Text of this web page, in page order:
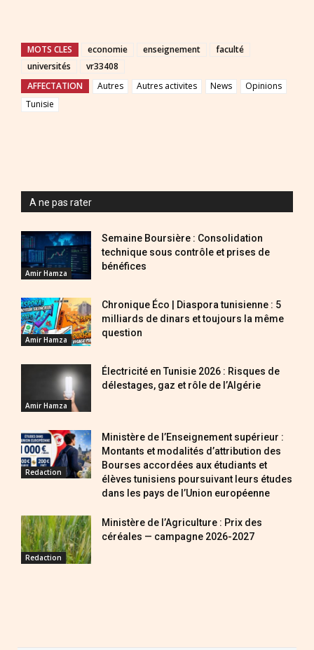
MOTS CLES economie enseignement
faculté
universités
vr33408
AFFECTATION
Autres Autres activites News
Opinions
Tunisie
A ne pas rater
Amir Hamza
Semaine Boursière : Consolidation
technique sous contrôle et prises de
bénéfices
Amir Hamza
Chronique Éco | Diaspora tunisienne : 5
milliards de dinars et toujours la même
question
Amir Hamza
Électricité en Tunisie 2026 : Risques de
délestages, gaz et rôle de l’Algérie
Redaction
Ministère de l’Enseignement supérieur :
Montants et modalités d’attribution des
Bourses accordées aux étudiants et
élèves tunisiens poursuivant leurs études
dans les pays de l’Union européenne
Redaction
Ministère de l’Agriculture : Prix des
céréales — campagne 2026-2027